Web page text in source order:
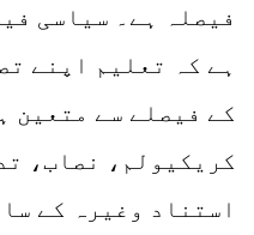
فیصلہ ہے۔ سیاسی
ہے کہ تعلیم اپنے
کے فیصلے سے متعین
کریکیولم، نصاب،
استناد وغیرہ کے